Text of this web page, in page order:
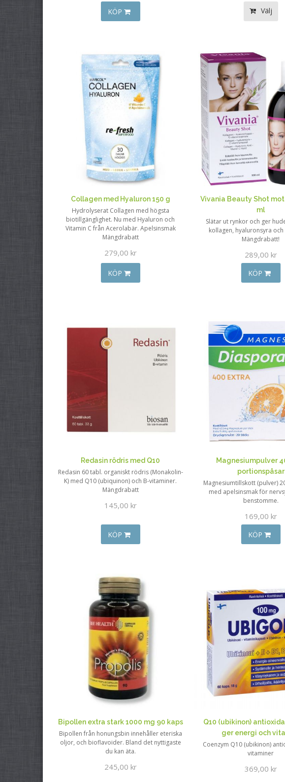
KÖP Välj
Collagen med Hyaluron 150 g
Hydrolyserat Collagen med högsta
biotillgänglighet. Nu med Hyaluron och
Vitamin C från Acerolabär. Apelsinsmak
Mängdrabatt
279,00 kr
KÖP
Vivania Beauty Shot
ml
Slätar ut rynkor och ger
kollagen, hyaluronsyra och
Mängdrabatt!
289,00 kr
KÖP
Redasin rödris med Q10
Redasin 60 tabl. organiskt rödris (Monakolin-
K) med Q10 (ubiquinon) och B-vitaminer.
Mängdrabatt
145,00 kr
KÖP
Magnesiumpulver
portionspåsar
Magnesiumtillskott (pulver)
med apelsinsmak för
benstomme.
169,00 kr
KÖP
Bipollen extra stark 1000 mg 90 kaps
Bipollen från honungsbin innehåller eteriska
oljor, och bioflavoider. Bland det nyttigaste
du kan äta.
245,00 kr
Q10 (ubikinon)
ger energi och
Coenzym Q10 (ubikinon)
vitaminer
369,00 kr